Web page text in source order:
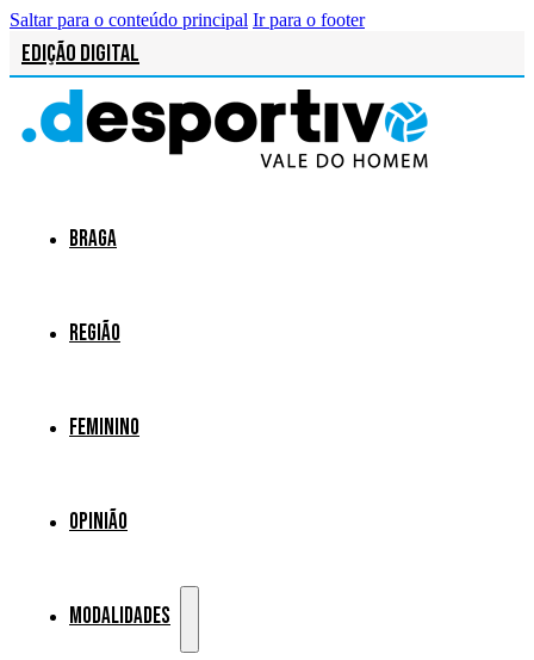
Saltar para o conteúdo principal Ir para o footer
Edição Digital
Braga
Região
Feminino
Opinião
Modalidades